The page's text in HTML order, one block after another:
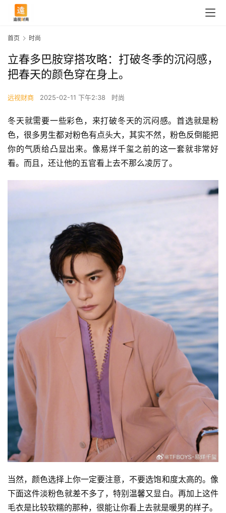
首页 时尚
立春多巴胺穿搭攻略：打破冬季的沉闷感，
把春天的颜色穿在身上。
远视财商 2025-02-11 下午2:38 时尚
冬天就需要一些彩色，来打破冬天的沉闷感。首选就是粉
色，很多男生都对粉色有点头大，其实不然，粉色反倒能把
你的气质给凸显出来。像易烊千玺之前的这一套就非常好
看。而且，还让他的五官看上去不那么凌厉了。
当然，颜色选择上你一定要注意，不要选饱和度太高的。像
下面这件淡粉色就差不多了，特别温馨又显白。再加上这件
毛衣是比较软糯的那种，很能让你看上去就是暖男的样子。